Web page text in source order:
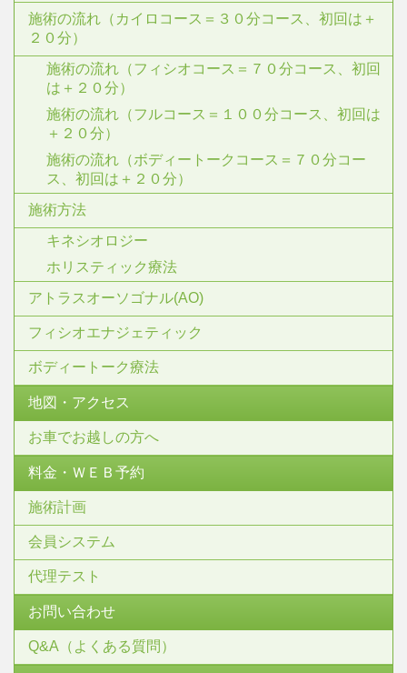
施術の流れ（カイロコース＝３０分コース、初回は＋
２０分）
施術の流れ（フィシオコース＝７０分コース、初回
は＋２０分）
施術の流れ（フルコース＝１００分コース、初回は
＋２０分）
施術の流れ（ボディートークコース＝７０分コー
ス、初回は＋２０分）
施術方法
キネシオロジー
ホリスティック療法
アトラスオーソゴナル(AO)
フィシオエナジェティック
ボディートーク療法
地図・アクセス
お車でお越しの方へ
料金・ＷＥＢ予約
施術計画
会員システム
代理テスト
お問い合わせ
Q&A（よくある質問）